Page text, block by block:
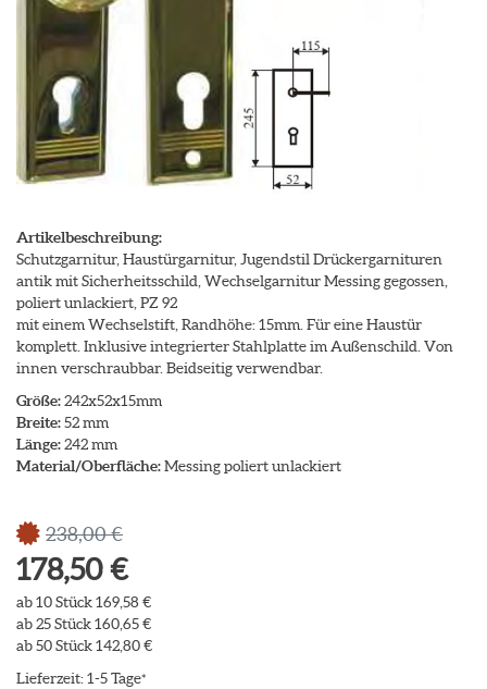
Artikelbeschreibung:
Schutzgarnitur, Haustürgarnitur, Jugendstil Drückergarnituren
antik mit Sicherheitsschild, Wechselgarnitur Messing gegossen,
poliert unlackiert, PZ 92
mit einem Wechselstift, Randhöhe: 15mm. Für eine Haustür
komplett. Inklusive integrierter Stahlplatte im Außenschild. Von
innen verschraubbar. Beidseitig verwendbar.
Größe:242x52x15mm
Breite:52 mm
Länge:242 mm
Material/Oberfläche:Messing poliert unlackiert
238,00 €
178,50 €
ab 10 Stück 169,58 €
ab 25 Stück 160,65 €
ab 50 Stück 142,80 €
Lieferzeit: 1-5 Tage*